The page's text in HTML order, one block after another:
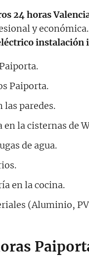
24 horas
y
instalación
Paiporta.
las paredes.
en la cisternas de
de agua.
en la cocina.
(Aluminio,